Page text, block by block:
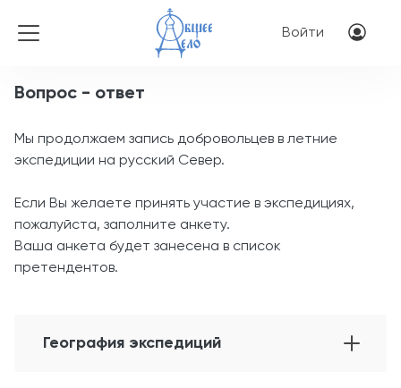
Меню
Войти
Вопрос - ответ
Мы продолжаем запись добровольцев в летние
экспедиции на русский Север.
Если Вы желаете принять участие в экспедициях,
пожалуйста, заполните анкету.
Ваша анкета будет занесена в список
претендентов.
География экспедиций